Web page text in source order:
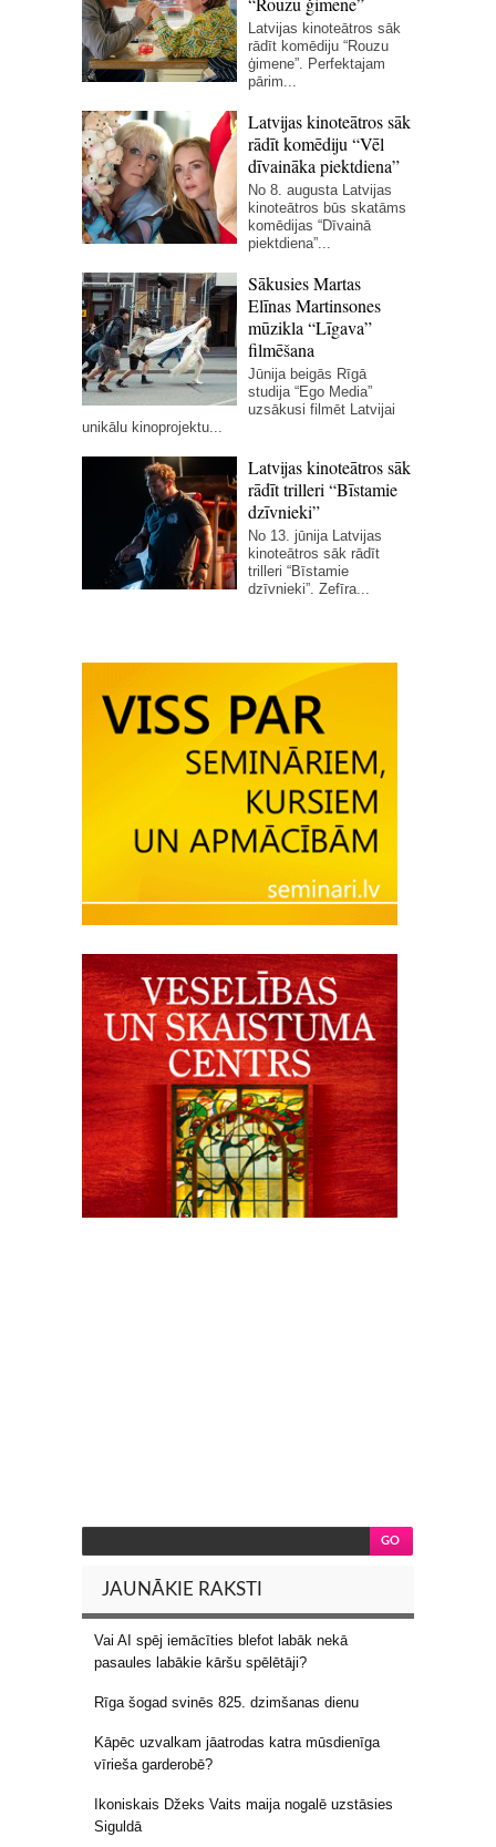
Latvijas kinoteātros sāk
rādīt komēdiju “Rouzu
ģimene”. Perfektajam
pārim...
Latvijas kinoteātros sāk
rādīt komēdiju “Vēl
dīvaināka piektdiena”
No 8. augusta Latvijas
kinoteātros būs skatāms
komēdijas “Dīvainā
piektdiena”...
Sākusies Martas
Elīnas Martinsones
mūzikla “Līgava”
filmēšana
Jūnija beigās Rīgā
studija “Ego Media”
uzsākusi filmēt Latvijai
unikālu kinoprojektu...
Latvijas kinoteātros sāk
rādīt trilleri “Bīstamie
dzīvnieki”
No 13. jūnija Latvijas
kinoteātros sāk rādīt
trilleri “Bīstamie
dzīvnieki”. Zefīra...
JAUNĀKIE RAKSTI
Vai AI spēj iemācīties blefot labāk nekā
pasaules labākie kāršu spēlētāji?
Rīga šogad svinēs 825. dzimšanas dienu
Kāpēc uzvalkam jāatrodas katra mūsdienīga
vīrieša garderobē?
Ikoniskais Džeks Vaits maija nogalē uzstāsies
Siguldā